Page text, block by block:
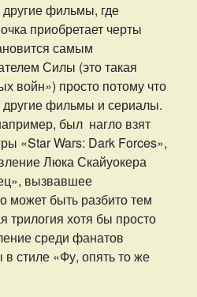
другие фильмы, где
приобретает черты
самым
Силы (это такая
войн») просто потому что
фильмы и сериалы.
был нагло взят
«Star Wars: Dark Forces»,
Люка Скайуокера
вызвавшее
может быть разбито тем
трилогия хотя бы просто
среди фанатов
стиле «Фу, опять то же